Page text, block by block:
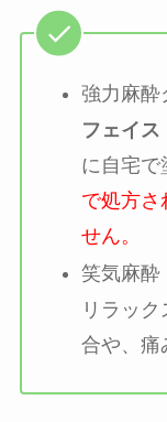
強力麻酔
フェイ
に自宅で
で処方さ
せん。
笑気麻酔
リラッ
合や、痛